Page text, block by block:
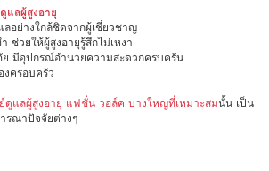
แลผู้สูงอายุ
ลอย่างใกล้ชิดจากผู้เชี่ยวชาญ
ช่วยให้ผู้สูงอายุรู้สึกไม่เหงา
มีอุปกรณ์อำนวยความสะดวกครบครัน
งครอบครัว
ดูแลผู้สูงอายุ แฟชั่น วอล์ค บางใหญ่ที่เหมาะสมนั้น เป็น
รณาปัจจัยต่างๆ